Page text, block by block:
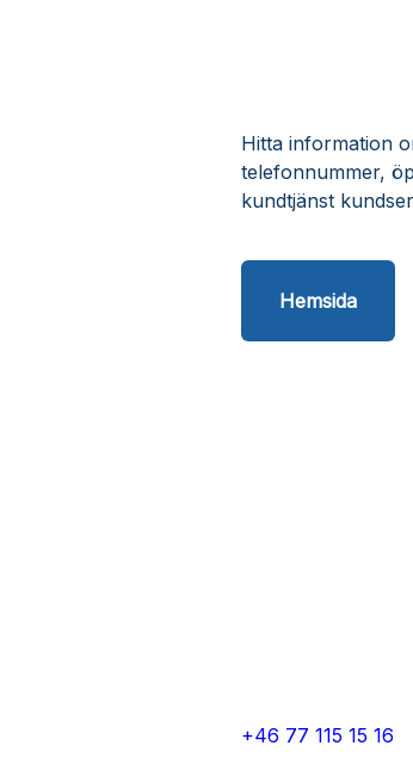
Hitta information
telefonnummer,
kundtjänst
Hemsida
+46 77 115 15 16